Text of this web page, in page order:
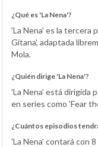
¿Qué es 'La Nena'?
'La Nena' es la tercera
Gitana', adaptada
Mola.
¿Quién dirige 'La Nena'?
'La Nena' está dirigida
en series como 'Fear
¿Cuántos episodios
'La Nena' contará con